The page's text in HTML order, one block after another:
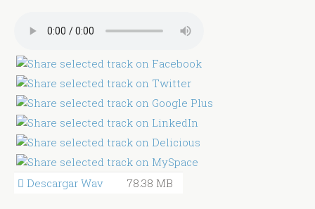
Descargar Wav 78.38 MB